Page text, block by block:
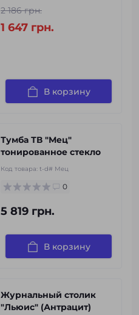
2 186 грн.
1 647 грн.
В корзину
Тумба ТВ "Мец"
тонированное стекло
Код товара: t-d# Мец
0
5 819 грн.
В корзину
Журнальный столик
"Льюис" (Антрацит)